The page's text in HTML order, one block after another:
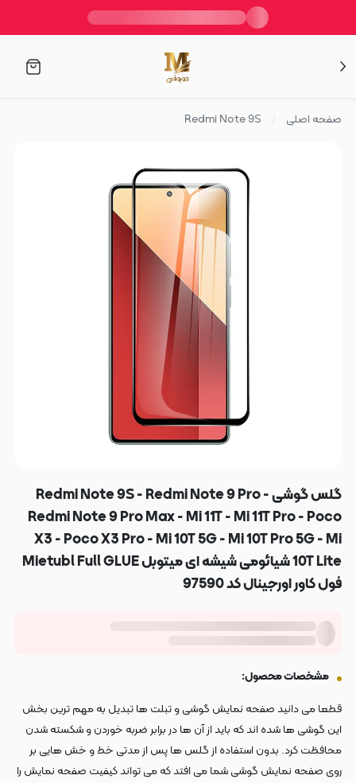
صفحه اصلی Redmi Note 9S
گلس گوشی Redmi Note 9S - Redmi Note 9 Pro -
Redmi Note 9 Pro Max - Mi 11T - Mi 11T Pro - Poco
X3 - Poco X3 Pro - Mi 10T 5G - Mi 10T Pro 5G - Mi
10T Lite شیائومی شیشه ای میتوبل Mietubl Full GLUE
فول کاور اورجینال کد 97590
مشخصات محصول:
قطعا می دانید صفحه نمایش گوشی و تبلت ها تبدیل به مهم ترین بخش
این گوشی ها شده اند که باید از آن ها در برابر ضربه خوردن و شکسته شدن
محافظت کرد. بدون استفاده از گلس ها پس از مدتی خط و خش هایی بر
روی صفحه نمایش گوشی شما می افتد که می تواند کیفیت صفحه نمایش را